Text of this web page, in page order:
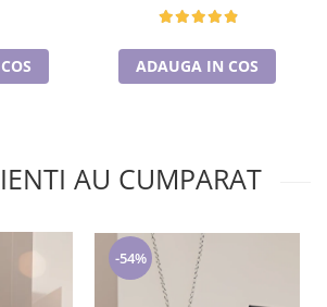
ADAUGA IN COS
AU CUMPARAT
-54%